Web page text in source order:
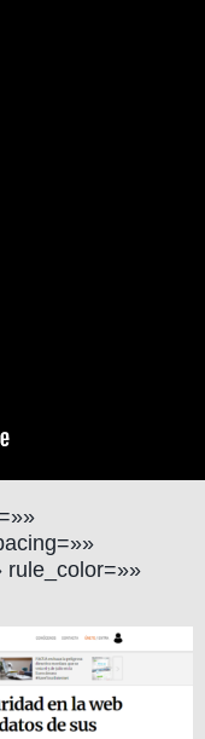
rule_color=»»